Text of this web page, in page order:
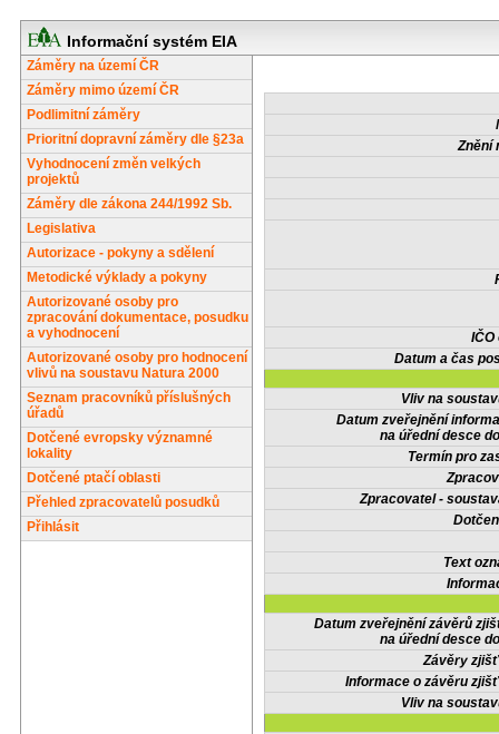
Informační systém EIA
Záměry na území ČR
Záměry mimo území ČR
Podlimitní záměry
Prioritní dopravní záměry dle §23a
Vyhodnocení změn velkých
projektů
Záměry dle zákona 244/1992 Sb.
Legislativa
Autorizace - pokyny a sdělení
Metodické výklady a pokyny
Autorizované osoby pro
zpracování dokumentace, posudku
a vyhodnocení
Autorizované osoby pro hodnocení
vlivů na soustavu Natura 2000
Seznam pracovníků příslušných
úřadů
Dotčené evropsky významné
lokality
Dotčené ptačí oblasti
Přehled zpracovatelů posudků
Přihlásit
Znění
IČO
Datum a čas
Vliv na
Datum zveřejnění
na úřední desce
Termín pro
Zpracovatel -
Text
Datum zveřejnění závěrů
na úřední desce
Závěry
Informace o závěru
Vliv na